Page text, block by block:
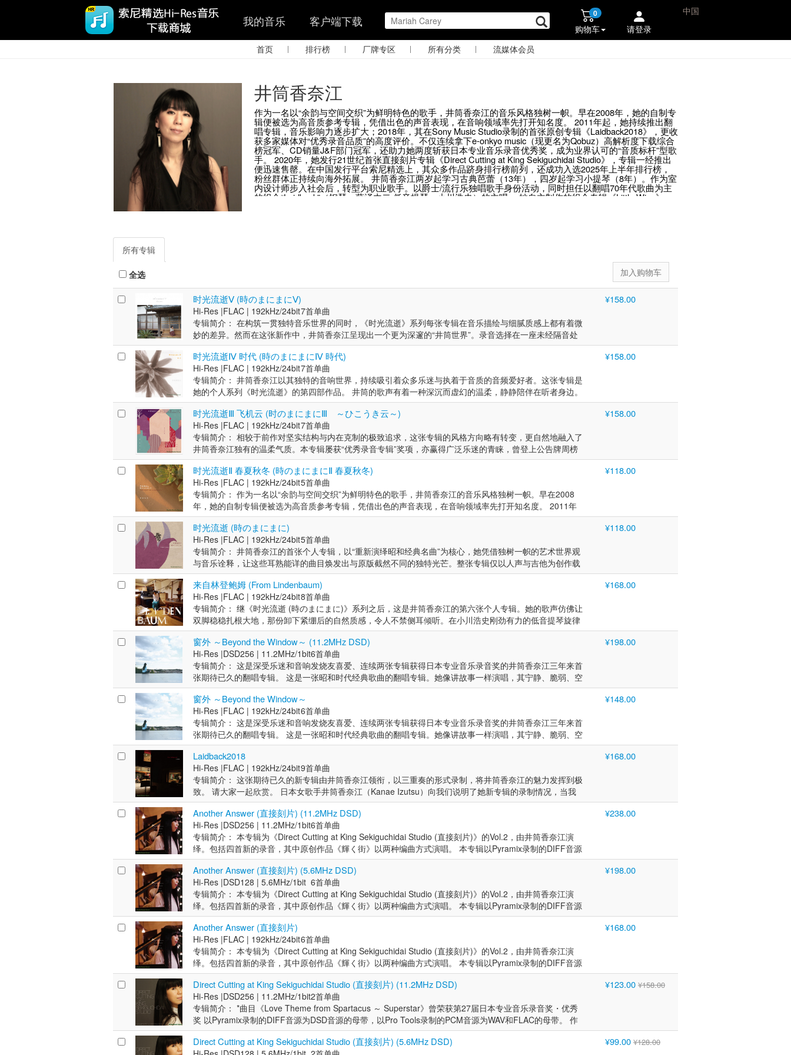
我的音乐 客户端下载 0
购物车 请登录
中国
首页 | 排行榜 | 厂牌专区 | 所有分类 | 流媒体会员
井筒香奈江
作为一名以“余韵与空间交织”为鲜明特色的歌手，井筒香奈江的音乐风格独树一帜。早在2008年，她的自制专
辑便被选为高音质参考专辑，凭借出色的声音表现，在音响领域率先打开知名度。 2011年起，她持续推出翻
唱专辑，音乐影响力逐步扩大；2018年，其在Sony Music Studio录制的首张原创专辑《Laidback2018》，更收
获多家媒体对“优秀录音品质”的高度评价。不仅连续拿下e-onkyo music（现更名为Qobuz）高解析度下载综合
榜冠军、CD销量J&F部门冠军，还助力她两度斩获日本专业音乐录音优秀奖，成为业界认可的“音质标杆”型歌
手。 2020年，她发行21世纪首张直接刻片专辑《Direct Cutting at King Sekiguchidai Studio》，专辑一经推出
便迅速售罄。在中国发行平台索尼精选上，其众多作品跻身排行榜前列，还成功入选2025年上半年排行榜，
粉丝群体正持续向海外拓展。 井筒香奈江两岁起学习古典芭蕾（13年），四岁起学习小提琴（8年）。作为室
内设计师步入社会后，转型为职业歌手。以爵士/流行乐独唱歌手身份活动，同时担任以翻唱70年代歌曲为主
的组合“Laidback”（钢琴：藤泽由二 低音提琴：小川浩史）的主唱。 她自主制作的组合专辑《Little Wing》
等主流平台），还在高解析度数字发行综合榜（e-onkyo music，现更名为Qobuz）上蝉联两周榜首，更成功跻
身Billboard Japan综合排行榜第12位，展现出跨领域的音乐影响力。此后直至2025年，她所发行的专辑始终在
爵士融合类专辑销量榜（Disk Union、Amazon平台）及高解析度音源综合榜（e-onkyo music，现Qobuz）中
稳居冠军席位或保持高位排名，成为该领域极具代表性的常青歌手。她与株式会社Disk Union签订分销合约。
2014年，她的个人第四张专辑《時のまにまにⅣ 時代》登上Billboard日本爵士专辑榜第9位；同年发行黑胶唱
片《時のまにまにThe Best》与《時のまにまにⅣ 時代》，并荣登亚马逊黑胶唱片榜爵士融合类冠军。 2015
年，发行第五张个人专辑《時のまにまにＶ》，其黑胶唱片版亦夺得榜首。 2016年，发行第六张个人专辑
《リンデンバウムより》，专辑中收录电影《キリマンジャロは遠く》的主题曲《A Desperate Man》，并获
选为 Hi-Res 大奖九月 e-onkyo music 代表作。 2018年，她与日本音乐录音室协会前会长、录音工程师高田英
男合作，在 Sony Music Studio 录制首张包含原创曲目的翻唱专辑《Laidback2018》（同步推出CD、高解析度
数字发行、黑胶唱片版本）；同年应日本音响协会委托，制作并发行一次性录制的DSD唱片，引发热议。
2019年，发行由 King Sekiguchidai Studio 制作的、21世纪初40年来首张一次性录音直接刻录唱片《Direct
Cutting at King Sekiguchidai Studio》。该唱片预售阶段即告售罄，海外发行亦创下罕见热销纪录，还荣获第
27 届日本专业音乐录音奖 Super Master Sound 部门优秀奖。 2021年，发行现场实况录音双碟专辑《Another
Answer》，该专辑荣获第28届日本专业音乐录音奖・最佳音效部门优秀奖，且被日本音乐录音室协会加盟专
科学校（工程师课程）列为教材。 2024年，发行于东京音乐大学录音棚录制的专辑《窗外～Beyond The
Window～》。在中国数字音乐平台索尼精选上线销售，即登顶周榜冠军，并入选2025年度年度榜单。 2025
年，推出由《窗外～Beyond The Window～》与《Another Answer》两首曲目组成的黑胶唱片。
所有专辑
全选
时光流逝Ⅴ (時のまにまにⅤ)
Hi-Res |FLAC | 192kHz/24bit7首单曲
专辑简介： 在构筑一贯独特音乐世界的同时，《时光流逝》系列每张专辑在音乐描绘与细腻质感上都有着微
妙的差异。然而在这张新作中，井筒香奈江呈现出一个更为深邃的“井筒世界”。录音选择在一座未经隔音处
理的寺院中进行——这个神秘而开放的空间，精准记录下她不加修饰、最真实的声音，整张专辑比以往任何
时候都更贴近听者。这个系列的第五部专辑，井筒再次挑战新的音乐方向，敬请细细品味。 乐手： 人声：
井筒香奈江 中提琴：中田铁平 电颤琴 & 打击乐：大久保贵之 电贝斯：小川浩史 监制：高田英男（MIXER'S
LAB） 艺术家简介： 井筒香奈江是一位以“余韵与空间交织”为特色的歌手。她曾从事室内设计工作，后转型
为职业歌手，以爵士与流行乐独唱身份活跃，同时担任翻唱组合Laidback主唱。 2008年，她的自制专辑因
出色音质被选为高解析度参考专辑，在音响领域率先打开知名度。2011年起，她持续推出翻唱专辑，影响力
逐步扩大。2013年，专辑《時のまにまにⅢ〜ひこうき雲〜》登顶爵士融合类销量榜，并打入Billboard
Japan综合榜第12位。此后至2025年，她发行的专辑始终在爵士融合类销量榜及高解析度音源综合榜中稳居
高位。 2018年，她与录音工程师高田英男合作，在Sony Music Studio录制首张原创专辑
《Laidback2018》，获得多家媒体对录音品质的高度评价。该专辑及后续作品多次斩获日本专业音乐录音
奖。2020年，她发行21世纪首张直接刻片专辑《Direct Cutting at King Sekiguchidai Studio》，预售即告售
罄。2021年，现场专辑《Another Answer》获日本专业音乐录音奖优秀奖，并被列为专业学校教材。她的
多张专辑跻身排行榜前列，2024年发行的《窗外～Beyond The Window～》登顶周榜冠军，粉丝群体持续
向海外拓展。
¥158.00
时光流逝Ⅳ 时代 (時のまにまにⅣ 時代)
Hi-Res |FLAC | 192kHz/24bit7首单曲
专辑简介： 井筒香奈江以其独特的音响世界，持续吸引着众多乐迷与执着于音质的音频爱好者。这张专辑是
她的个人系列《时光流逝》的第四部作品。 井筒的歌声有着一种深沉而虚幻的温柔，静静陪伴在听者身边。
此次专辑以精致细腻的编曲，深入挖掘了经典曲目的另一面，展现出她一贯的音乐功力。参与录音的还有爵
士钢琴家藤泽由二与电贝斯手小川浩史，两人也是井筒多年合作的乐队“LaidbacK”成员。对于这张专辑，井
筒本人也这样表述：“愿在静静流淌的时光中，陪伴在你身边。” 乐手： 人声：井筒香奈江 钢琴：藤泽由二
电贝斯：小川浩史 监制：高田英男（MIXER'S LAB） 艺术家简介： 井筒香奈江是一位以“余韵与空间交
织”为特色的歌手。她曾从事室内设计工作，后转型为职业歌手，以爵士与流行乐独唱身份活跃，同时担任翻
唱组合Laidback主唱。 2008年，她的自制专辑因出色音质被选为高解析度参考专辑，在音响领域率先打开
知名度。2011年起，她持续推出翻唱专辑，影响力逐步扩大。2013年，专辑《時のまにまにⅢ〜ひこうき
雲〜》登顶爵士融合类销量榜，并打入Billboard Japan综合榜第12位。此后至2025年，她发行的专辑始终在
爵士融合类销量榜及高解析度音源综合榜中稳居高位。 2018年，她与录音工程师高田英男合作，在Sony
Music Studio录制首张原创专辑《Laidback2018》，获得多家媒体对录音品质的高度评价。该专辑及后续作
品多次斩获日本专业音乐录音奖。2020年，她发行了21世纪首张直接刻片专辑《Direct Cutting at King
Sekiguchidai Studio》，预售即告售罄。2021年，现场专辑《Another Answer》获日本专业音乐录音奖优秀
奖，并被列为专业学校教材。她的多张专辑跻身排行榜前列，2024年发行的《窗外～Beyond The Window
～》登顶周榜冠军，粉丝群体持续向海外拓展。
¥158.00
时光流逝Ⅲ 飞机云 (时のまにまにⅢ ～ひこうき云～)
Hi-Res |FLAC | 192kHz/24bit7首单曲
专辑简介： 相较于前作对坚实结构与内在克制的极致追求，这张专辑的风格方向略有转变，更自然地融入了
井筒香奈江独有的温柔气质。本专辑屡获“优秀录音专辑”奖项，亦赢得广泛乐迷的青睐，曾登上公告牌周榜
第12位。井筒长期合作的“LaidbacK”乐队成员——藤泽由二（钢琴）与小川浩史（贝斯）亦参与了录制。 本
作品原为CD发行制作的混音母带，后经音乐制作人高田英男监修，专为索尼精选Hi-Res音乐平台进行了音
质重制与提升。最终呈现的声音更为清澈通透，完整保留了井筒香奈江音乐中那份纯净而本真的感染力。 艺
术家简介： 作为一名以“余韵与空间交织”为鲜明特色的歌手，井筒香奈江的音乐风格独树一帜。早在2008
年，她的自制专辑便被选为高音质参考专辑，凭借出色的声音表现，在音响领域率先打开知名度。 2011年
起，她持续推出翻唱专辑，音乐影响力逐步扩大,2018年，其在Sony Music Studio录制的首张原创专辑
《Laidback2018》，更收获多家媒体对“优秀录音品质”的高度评价。不仅连续拿下e-onkyo music（现更名
为Qobuz）高分辨率下载综合榜冠军、CD销量J&F部门冠军，还助力她两度斩获日本专业音乐录音优秀奖，
成为业界认可的“音质标杆”型歌手。 2020年，她发行21世纪首张直接刻片专辑《Direct Cutting at King
Sekiguchidai Studio》，专辑一经推出便迅速售罄。在中国发行平台索尼精选上，其众多作品跻身排行榜前
列，还成功入选2025年上半年排行榜，粉丝群体正持续向海外拓展。 井筒香奈江两岁起学习古典芭蕾（13
年），四岁起学习小提琴（8年）。作为室内设计师步入社会后，转型为职业歌手。以爵士/流行乐独唱歌手
身份活动，同时担任以翻唱70年代歌曲为主的组合“Laidback”（钢琴：藤泽由二 低音提琴：小川浩史）的主
唱。 她自主制作的组合专辑《Little Wing》（2004年）与《reframe》（2008年），凭借卓越的音质表现被
选为高音质参考专辑，在音响领域收获广泛认可,不仅如此，这两张专辑还得到专业认可，被音响制造商
「Marantz Japan」选定为新产品发售纪念活动的专属赠品。2011年推出的《时のまにまに》与2012年发行
的《时のまにまにⅡ春夏秋冬》，不仅获得多家音响媒体的专题报道，更在各类音响展销活动中创下亮眼销
售纪录力。此外，她还与King International正式签订分销合约，为作品的更广泛传播奠定了基础。 2013
年，她推出个人第三张专辑《时のまにまにⅢ〜ひこうき云〜》，并同步开启高分辨率数字发行。该专辑不
仅登顶爵士融合类专辑销量榜（涵盖Disk Union、Amazon等主流平台），还在高分辨率数字发行综合榜
（e-onkyo music，现更名为Qobuz）上蝉联两周榜首，更成功跻身Billboard Japan综合排行榜第12位，展
现出跨领域的音乐影响力。此后直至2025年，她所发行的专辑始终在爵士融合类专辑销量榜（Disk Union、
Amazon平台）及高分辨率音源综合榜（e-onkyo music，现Qobuz）中稳居冠军席位或保持高位排名，成为
该领域极具代表性的常青歌手。她与株式会社Disk Union签订分销合约。 2014年，她的个人第四张专辑《时
のまにまにⅣ 时代》登上Billboard日本爵士专辑榜第9位,同年发行黑胶唱片《时のまにまにThe Best》与
《时のまにまにⅣ 时代》，并荣登亚马逊黑胶唱片榜爵士融合类冠军。 2015年，发行第五张个人专辑《时
のまにまにＶ》，其黑胶唱片版亦夺得榜首。 2016年，发行第六张个人专辑《リンデンバウムより》，专
辑中收录电影《キリマンジャロは远く》的主题曲《A Desperate Man》，并获选为 Hi-Res 大奖九月 e-
onkyo music 代表作。 2018年，她与日本音乐录音室协会前会长、录音工程师高田英男合作，在 Sony
Music Studio 录制首张包含原创曲目的翻唱专辑《Laidback2018》（同步推出CD、高分辨率数字发行、黑
胶唱片版本）,同年应日本音响协会委托，制作并发行一次性录制的DSD唱片，引发热议。 2019年，发行由
King Sekiguchidai Studio 制作的、21世纪初40年来首张一次性录音直接刻录唱片《Direct Cutting at King
Sekiguchidai Studio》。该唱片预售阶段即告售罄，海外发行亦创下罕见热销纪录，还荣获第 27 届日本专
业音乐录音奖 Super Master Sound 部门优秀奖。 2021年，发行现场实况录音双碟专辑《Another
Answer》，该专辑荣获第28届日本专业音乐录音奖・最佳音效部门优秀奖，且被日本音乐录音室协会加盟
专科学校（工程师课程）列为教材。 2024年，发行于东京音乐大学录音棚录制的专辑《窗外～Beyond The
Window～》。在中国数字音乐平台索尼精选上线销售，即登顶周榜冠军，并入选2025年度年度榜单。 2025
年，推出由《窗外～Beyond The Window～》与《Another Answer》两首曲目组成的黑胶唱片。
¥158.00
时光流逝Ⅱ 春夏秋冬 (時のまにまにⅡ 春夏秋冬)
Hi-Res |FLAC | 192kHz/24bit5首单曲
专辑简介： 作为一名以“余韵与空间交织”为鲜明特色的歌手，井筒香奈江的音乐风格独树一帜。早在2008
年，她的自制专辑便被选为高音质参考专辑，凭借出色的声音表现，在音响领域率先打开知名度。 2011年
起，她持续推出翻唱专辑，音乐影响力逐步扩大,2018年，其在Sony Music Studio录制的首张原创专辑
《Laidback2018》，更收获多家媒体对“优秀录音品质”的高度评价。不仅连续拿下e-onkyo music（现更名
为Qobuz）高解析度下载综合榜冠军、CD销量J&F部门冠军，还助力她两度斩获日本专业音乐录音优秀奖，
成为业界认可的“音质标杆”型歌手。 2020年，她发行21世纪首张直接刻片专辑《Direct Cutting at King
Sekiguchidai Studio》，专辑一经推出便迅速售罄。在中国发行平台索尼精选上，其众多作品跻身排行榜前
列，还成功入选2025年上半年排行榜，粉丝群体正持续向海外拓展。 井筒香奈江两岁起学习古典芭蕾（13
年），四岁起学习小提琴（8年）。作为室内设计师步入社会后，转型为职业歌手。以爵士/流行乐独唱歌手
身份活动，同时担任以翻唱70年代歌曲为主的组合“Laidback”（钢琴：藤泽由二 低音提琴：小川浩史）的主
唱。 她自主制作的组合专辑《Little Wing》（2004年）与《reframe》（2008年），凭借卓越的音质表现被
选为高音质参考专辑，在音响领域收获广泛认可,不仅如此，这两张专辑还得到专业认可，被音响制造商
「Marantz Japan」选定为新产品发售纪念活动的专属赠品。2011年推出的《時のまにまに》与2012年发行
的《時のまにまにⅡ春夏秋冬》，不仅获得多家音响媒体的专题报道，更在各类音响展销活动中创下亮眼销
售纪录力。此外，她还与King International正式签订分销合约，为作品的更广泛传播奠定了基础。 2013
年，她推出个人第三张专辑《時のまにまにⅢ〜ひこうき雲〜》，并同步开启高解析度数字发行。该专辑不
仅登顶爵士融合类专辑销量榜（涵盖Disk Union、Amazon等主流平台），还在高解析度数字发行综合榜
（e-onkyo music，现更名为Qobuz）上蝉联两周榜首，更成功跻身Billboard Japan综合排行榜第12位，展
现出跨领域的音乐影响力。此后直至2025年，她所发行的专辑始终在爵士融合类专辑销量榜（Disk Union、
Amazon平台）及高解析度音源综合榜（e-onkyo music，现Qobuz）中稳居冠军席位或保持高位排名，成为
该领域极具代表性的常青歌手。她与株式会社Disk Union签订分销合约。 2014年，她的个人第四张专辑《時
のまにまにⅣ 時代》登上Billboard日本爵士专辑榜第9位,同年发行黑胶唱片《時のまにまにThe Best》与
《時のまにまにⅣ 時代》，并荣登亚马逊黑胶唱片榜爵士融合类冠军。 2015年，发行第五张个人专辑《時
のまにまにＶ》，其黑胶唱片版亦夺得榜首。 2016年，发行第六张个人专辑《リンデンバウムより》，专
辑中收录电影《キリマンジャロは遠く》的主题曲《A Desperate Man》，并获选为 Hi-Res 大奖九月 e-
onkyo music 代表作。 2018年，她与日本音乐录音室协会前会长、录音工程师高田英男合作，在 Sony
Music Studio 录制首张包含原创曲目的翻唱专辑《Laidback2018》（同步推出CD、高解析度数字发行、黑
胶唱片版本）,同年应日本音响协会委托，制作并发行一次性录制的DSD唱片，引发热议。 2019年，发行由
King Sekiguchidai Studio 制作的、21世纪初40年来首张一次性录音直接刻录唱片《Direct Cutting at King
Sekiguchidai Studio》。该唱片预售阶段即告售罄，海外发行亦创下罕见热销纪录，还荣获第 27 届日本专
业音乐录音奖 Super Master Sound 部门优秀奖。 2021年，发行现场实况录音双碟专辑《Another
Answer》，该专辑荣获第28届日本专业音乐录音奖・最佳音效部门优秀奖，且被日本音乐录音室协会加盟
专科学校（工程师课程）列为教材。 2024年，发行于东京音乐大学录音棚录制的专辑《窗外～Beyond The
Window～》。在中国数字音乐平台索尼精选上线销售，即登顶周榜冠军，并入选2025年度年度榜单。 2025
年，推出由《窗外～Beyond The Window～》与《Another Answer》两首曲目组成的黑胶唱片。
¥118.00
时光流逝 (時のまにまに)
Hi-Res |FLAC | 192kHz/24bit5首单曲
专辑简介： 井筒香奈江的首张个人专辑，以“重新演绎昭和经典名曲”为核心，她凭借独树一帜的艺术世界观
与音乐诠释，让这些耳熟能详的曲目焕发出与原版截然不同的独特光芒。整张专辑仅以人声与吉他为创作载
体，却精准营造出简约而深邃的音乐世界，每一段旋律都带着细腻的留白与悠长的余韵。 “想要创作能温柔
陪伴那些人——他们怀揣无法言说的悲伤，默默忍受着难以宣之于口的痛楚，心中藏着渴望倾诉却无法传达
的爱意”——这一最初的创作理念，不仅贯穿了这张首张专辑，更成为她后续所有音乐作品的核心基石，让她
的音乐始终带着抚慰人心的温度。 凭借出色的音乐表达与高品质的制作，这张专辑屡获优秀录音奖项，同时
也受到音乐及音响类专业杂志的广泛关注，多次以专题形式被深度报道，成为展现井筒香奈江音乐风格的重
要起点。 艺术家简介： 作为一名以“余韵与空间交织”为鲜明特色的歌手，井筒香奈江的音乐风格独树一帜。
早在2008年，她的自制专辑便被选为高音质参考专辑，凭借出色的声音表现，在音响领域率先打开知名
度。 2011年起，她持续推出翻唱专辑，音乐影响力逐步扩大,2018年，其在Sony Music Studio录制的首张
原创专辑《Laidback2018》，更收获多家媒体对“优秀录音品质”的高度评价。不仅连续拿下e-onkyo
music（现更名为Qobuz）高解析度下载综合榜冠军、CD销量J&F部门冠军，还助力她两度斩获日本专业音
乐录音优秀奖，成为业界认可的“音质标杆”型歌手。 2020年，她发行21世纪首张直接刻片专辑《Direct
Cutting at King Sekiguchidai Studio》，专辑一经推出便迅速售罄。在中国发行平台索尼精选上，其众多作
品跻身排行榜前列，还成功入选2025年上半年排行榜，粉丝群体正持续向海外拓展。 井筒香奈江两岁起学
习古典芭蕾（13年），四岁起学习小提琴（8年）。作为室内设计师步入社会后，转型为职业歌手。以爵士/
流行乐独唱歌手身份活动，同时担任以翻唱70年代歌曲为主的组合“Laidback”（钢琴：藤泽由二 低音提琴：
小川浩史）的主唱。 她自主制作的组合专辑《Little Wing》（2004年）与《reframe》（2008年），凭借卓
越的音质表现被选为高音质参考专辑，在音响领域收获广泛认可,不仅如此，这两张专辑还得到专业认可，被
音响制造商「Marantz Japan」选定为新产品发售纪念活动的专属赠品。2011年推出的《時のまにまに》与
2012年发行的《時のまにまにⅡ春夏秋冬》，不仅获得多家音响媒体的专题报道，更在各类音响展销活动中
创下亮眼销售纪录力。此外，她还与King International正式签订分销合约，为作品的更广泛传播奠定了基
础。 2013年，她推出个人第三张专辑《時のまにまにⅢ〜ひこうき雲〜》，并同步开启高解析度数字发行。
该专辑不仅登顶爵士融合类专辑销量榜（涵盖Disk Union、Amazon等主流平台），还在高解析度数字发行
综合榜（e-onkyo music，现更名为Qobuz）上蝉联两周榜首，更成功跻身Billboard Japan综合排行榜第12
位，展现出跨领域的音乐影响力。此后直至2025年，她所发行的专辑始终在爵士融合类专辑销量榜（Disk
Union、Amazon平台）及高解析度音源综合榜（e-onkyo music，现Qobuz）中稳居冠军席位或保持高位排
名，成为该领域极具代表性的常青歌手。她与株式会社Disk Union签订分销合约。 2014年，她的个人第四张
专辑《時のまにまにⅣ 時代》登上Billboard日本爵士专辑榜第9位,同年发行黑胶唱片《時のまにまにThe
Best》与《時のまにまにⅣ 時代》，并荣登亚马逊黑胶唱片榜爵士融合类冠军。 2015年，发行第五张个人
专辑《時のまにまにＶ》，其黑胶唱片版亦夺得榜首。 2016年，发行第六张个人专辑《リンデンバウムよ
り》，专辑中收录电影《キリマンジャロは遠く》的主题曲《A Desperate Man》，并获选为 Hi-Res 大奖
九月 e-onkyo music 代表作。 2018年，她与日本音乐录音室协会前会长、录音工程师高田英男合作，
在 Sony Music Studio 录制首张包含原创曲目的翻唱专辑《Laidback2018》（同步推出CD、高解析度数字
发行、黑胶唱片版本）,同年应日本音响协会委托，制作并发行一次性录制的DSD唱片，引发热议。 2019
年，发行由 King Sekiguchidai Studio 制作的、21世纪初40年来首张一次性录音直接刻录唱片《Direct
Cutting at King Sekiguchidai Studio》。该唱片预售阶段即告售罄，海外发行亦创下罕见热销纪录，还荣获
第 27 届日本专业音乐录音奖 Super Master Sound 部门优秀奖。 2021年，发行现场实况录音双碟专辑
《Another Answer》，该专辑荣获第28届日本专业音乐录音奖・最佳音效部门优秀奖，且被日本音乐录音室
协会加盟专科学校（工程师课程）列为教材。 2024年，发行于东京音乐大学录音棚录制的专辑《窗外～
Beyond The Window～》。在中国数字音乐平台索尼精选上线销售，即登顶周榜冠军，并入选2025年度年
度榜单。 2025年，推出由《窗外～Beyond The Window～》与《Another Answer》两首曲目组成的黑胶唱
片。
¥118.00
来自林登鲍姆 (From Lindenbaum)
Hi-Res |FLAC | 192kHz/24bit8首单曲
专辑简介： 继《时光流逝 (時のまにまに)》系列之后，这是井筒香奈江的第六张个人专辑。她的歌声仿佛让
双脚稳稳扎根大地，那份卸下紧绷后的自然质感，令人不禁侧耳倾听。在小川浩史刚劲有力的低音提琴旋律
环抱中，音乐节奏恰似在薄冰之上疾驰而过,当旋律抵达无意识的彼岸时，又好似让人发现了一张遗落的毕业
照。整段音乐如同无剪辑的长镜头般一气呵成，让人沉醉其中。藤泽由二在音色选择上精雕细琢，其演绎神
乎其技般闪耀着光芒，自钢琴的第一个音符响起，三位音乐家的演奏便浑然一体。（摘自Disk Union
JazzTOKYO 生岛氏评论） 始于2011年、以同名延续至第五部的《时光流逝 (時のまにまに)》系列，是井筒
香奈江音乐世界序章的终章。2016年，她音乐生涯的新篇章终于开启：若说《时光流逝》前五部是充满个人
色彩的“独奏诗集”，那么这张新专辑便是她携手小型乐队演绎的“短篇故事集”。在钢琴与低音提琴的强力支撑
下，专辑收录了八首节奏变化丰富的乐章,从录音捕捉细节到CD压制还原音质，制作过程的每一步都倾注了
极致匠心，最终呈现的音质也创下了她历代作品的最高水准，敬请听众细细品味。 始终在时光“缝隙”间徘徊
的井筒香奈江，每年仅以作品短暂现身。她的音乐曾如从星空低语的天女，而去年在《まにまにV》中，这
份“天女感”终于层层褪去，化作赤足翩然降临尘世的模样——崭新的音乐篇章也由此开启。当她的歌声彻
中，旋律便如踏薄冰般疾驰,抵达无意识的彼岸时，仿佛能看见一张遗落的毕业照静静躺在那里。这般无剪辑
长镜头般的连贯演绎，令人深深沉醉，至于后续的音乐“剧情”，不妨留待聆听时亲自揭晓。与井筒香奈江心
有灵犀的钢琴家藤泽由二，其精雕细琢的音色选择如神来之笔般灵动，自钢琴第一个音符响起，三位音乐家
的演奏便完全融为一体,而用声音描绘场景的音效设计，更展现出非凡的凝聚力。正如Disk Union
JazzTOKYO 生岛氏所言：“我敢断言，这正是井筒香奈江彻底释放自我的巅峰之作。” 艺术家简介： 作为一
名以“余韵与空间交织”为鲜明特色的歌手，井筒香奈江的音乐风格独树一帜。早在2008年，她的自制专辑便
被选为高音质参考专辑，凭借出色的声音表现，在音响领域率先打开知名度。 2011年起，她持续推出翻唱
专辑，音乐影响力逐步扩大,2018年，其在Sony Music Studio录制的首张原创专辑《Laidback2018》，更收
获多家媒体对“优秀录音品质”的高度评价。不仅连续拿下e-onkyo music（现更名为Qobuz）高解析度下载综
合榜冠军、CD销量J&F部门冠军，还助力她两度斩获日本专业音乐录音优秀奖，成为业界认可的“音质标
杆”型歌手。 2020年，她发行21世纪首张直接刻片专辑《Direct Cutting at King Sekiguchidai Studio》，专
辑一经推出便迅速售罄。在中国发行平台索尼精选上，其众多作品跻身排行榜前列，还成功入选2025年上半
年排行榜，粉丝群体正持续向海外拓展。 井筒香奈江两岁起学习古典芭蕾（13年），四岁起学习小提琴（8
年）。作为室内设计师步入社会后，转型为职业歌手。以爵士/流行乐独唱歌手身份活动，同时担任以翻唱70
年代歌曲为主的组合“Laidback”（钢琴：藤泽由二 低音提琴：小川浩史）的主唱。 她自主制作的组合专辑
《Little Wing》（2004年）与《reframe》（2008年），凭借卓越的音质表现被选为高音质参考专辑，在音
响领域收获广泛认可,不仅如此，这两张专辑还得到专业认可，被音响制造商「Marantz Japan」选定为新产
品发售纪念活动的专属赠品。2011年推出的《時のまにまに》与2012年发行的《時のまにまにⅡ春夏秋
冬》，不仅获得多家音响媒体的专题报道，更在各类音响展销活动中创下亮眼销售纪录力。此外，她还与
King International正式签订分销合约，为作品的更广泛传播奠定了基础。 2013年，她推出个人第三张专辑
《時のまにまにⅢ〜ひこうき雲〜》，并同步开启高解析度数字发行。该专辑不仅登顶爵士融合类专辑销量
榜（涵盖Disk Union、Amazon等主流平台），还在高解析度数字发行综合榜（e-onkyo music，现更名为
Qobuz）上蝉联两周榜首，更成功跻身Billboard Japan综合排行榜第12位，展现出跨领域的音乐影响力。此
后直至2025年，她所发行的专辑始终在爵士融合类专辑销量榜（Disk Union、Amazon平台）及高解析度音
源综合榜（e-onkyo music，现Qobuz）中稳居冠军席位或保持高位排名，成为该领域极具代表性的常青歌
¥168.00
窗外 ～Beyond the Window～ (11.2MHz DSD)
Hi-Res |DSD256 | 11.2MHz/1bit6首单曲
专辑简介： 这是深受乐迷和音响发烧友喜爱、连续两张专辑获得日本专业音乐录音奖的井筒香奈江三年来首
张期待已久的翻唱专辑。 这是一张昭和时代经典歌曲的翻唱专辑。她像讲故事一样演唱，其宁静、脆弱、空
间感和缠绵的歌声等独特的世界观获得了高度评价。 这张专辑收录的都是昭和时期的经典歌曲，演唱时充满
了宁静的激情，并融入了他们后来在单曲录制和直接剪辑中体验到的力度和深度，还加入了专为这张专辑创
作的原创歌曲。 被高田先生形容为“具有挑战性”的纯净而逼真的声音，传递出一种坚实的世界观。 人声:井
筒香奈江 钢琴:藤泽由ニ 电贝司:小川浩史 低音提琴:矶部英贵 声音制作人兼录音工程师:高田 英男(MIXER'S
LAB) 助理工程师:宫嶋萌里(MIXER'S LAB) 助理工程师:马场一磨(MIXER'S LAB) 母带制作工程师:加藤拓也
(MIXER'S LAB) 录音室:东京音乐大学中目黑・代官山校区 TCM 工作室 艺术家简介： 井筒香奈江被称为
"Hi-Res女王"。从两岁开始学习古典芭蕾舞（13年），从四岁开始学习小提琴（8年）。在担任室内设计师
之后，她转型成为一名职业歌手。除了担任爵士/流行音乐独唱歌手外，她还是Laidback乐队的主唱，该乐队
主要翻唱1970年代的歌曲。 2011年，她发行了一张个人专辑《時のまにまに》，涵盖了昭和歌曲。2013
年，发行了高解析度音乐《時のまにまにⅢ〜ひこうき雲〜》，在e-onkyo音乐的下载排行中达到首位。 此
后发行的专辑在多个平台都取得了第一名的好成绩。2016年，她发行了第六张个人专辑《From
Lindenbaum》，被选为e-onkyo音乐9月版Hi-Res大奖的代表作品。在她2018年的专辑《Laidback2018》
中，与录音师高田英男合作，后者也是日本音乐工作室协会的主席，在索尼音乐工作室录制
《Laidback2018》。这张专辑在所有的销售排名中都达到了第一的位置。 这张专辑还包括原创歌曲。2019
年11月，21世纪的第一张Direct Cutting唱片《Direct Cutting at King Sekiguchidai Studio》正式发行。 它是
一个特殊的热门产品，发布当天即售罄，成为了话题。。 使用与DSD版本同时录制的Hi-Res音源制作的模拟
唱片也在发行当日售罄。荣获第27届日本专业音乐录制优秀奖。e-onkyo音乐2010-2020年最佳点击率Hi-
Res 100 J-POP/日本音乐排行中，她的7张专辑全部上榜。。2021年5月，发行了一张双张专辑《Another
Answer》，在爵士乐排名中位列第一。
¥198.00
窗外 ～Beyond the Window～
Hi-Res |FLAC | 192kHz/24bit6首单曲
专辑简介： 这是深受乐迷和音响发烧友喜爱、连续两张专辑获得日本专业音乐录音奖的井筒香奈江三年来首
张期待已久的翻唱专辑。 这是一张昭和时代经典歌曲的翻唱专辑。她像讲故事一样演唱，其宁静、脆弱、空
间感和缠绵的歌声等独特的世界观获得了高度评价。 这张专辑收录的都是昭和时期的经典歌曲，演唱时充满
了宁静的激情，并融入了他们后来在单曲录制和直接剪辑中体验到的力度和深度，还加入了专为这张专辑创
作的原创歌曲。 被高田先生形容为“具有挑战性”的纯净而逼真的声音，传递出一种坚实的世界观。 人声:井
筒香奈江 钢琴:藤泽由ニ 电贝司:小川浩史 低音提琴:矶部英贵 声音制作人兼录音工程师:高田 英男(MIXER'S
LAB) 助理工程师:宫嶋萌里(MIXER'S LAB) 助理工程师:马场一磨(MIXER'S LAB) 母带制作工程师:加藤拓也
(MIXER'S LAB) 录音室:东京音乐大学中目黑・代官山校区 TCM 工作室 艺术家简介： 井筒香奈江被称为
"Hi-Res女王"。从两岁开始学习古典芭蕾舞（13年），从四岁开始学习小提琴（8年）。在担任室内设计师
之后，她转型成为一名职业歌手。除了担任爵士/流行音乐独唱歌手外，她还是Laidback乐队的主唱，该乐队
主要翻唱1970年代的歌曲。 2011年，她发行了一张个人专辑《時のまにまに》，涵盖了昭和歌曲。2013
年，发行了高解析度音乐《時のまにまにⅢ〜ひこうき雲〜》，在e-onkyo音乐的下载排行中达到首位。 此
后发行的专辑在多个平台都取得了第一名的好成绩。2016年，她发行了第六张个人专辑《From
Lindenbaum》，被选为e-onkyo音乐9月版Hi-Res大奖的代表作品。在她2018年的专辑《Laidback2018》
中，与录音师高田英男合作，后者也是日本音乐工作室协会的主席，在索尼音乐工作室录制
《Laidback2018》。这张专辑在所有的销售排名中都达到了第一的位置。 这张专辑还包括原创歌曲。2019
年11月，21世纪的第一张Direct Cutting唱片《Direct Cutting at King Sekiguchidai Studio》正式发行。 它是
一个特殊的热门产品，发布当天即售罄，成为了话题。。 使用与DSD版本同时录制的Hi-Res音源制作的模拟
唱片也在发行当日售罄。荣获第27届日本专业音乐录制优秀奖。e-onkyo音乐2010-2020年最佳点击率Hi-
Res 100 J-POP/日本音乐排行中，她的7张专辑全部上榜。。2021年5月，发行了一张双张专辑《Another
Answer》，在爵士乐排名中位列第一。
¥148.00
Laidback2018
Hi-Res |FLAC | 192kHz/24bit9首单曲
专辑简介： 这张期待已久的新专辑由井筒香奈江领衔，以三重奏的形式录制，将井筒香奈江的魅力发挥到极
致。 请大家一起欣赏。 日本女歌手井筒香奈江（Kanae Izutsu）向我们说明了她新专辑的录制情况，当我
们前去拜访时，她正在东京的一个录音室内排练。 她对我们说：“在这部新专辑中，努力将音符的数量尽可
能减少，并在每一个小节中投入思考和情感，营造一种愉快的紧张感。”这样的描述瞬间勾勒出专辑的声音样
貌。 专辑的录音是在索尼音乐工作室（Nogizaka）完成的，使用NEVE 8872R模拟控制台，这个工作室的特
点是能够录制具有清晰的声音。声音创作的概念是开放性、透明性和动态性，通过捕捉声音的感性领域从而
有着深层次的吸引力，赋予了声音颜色和温度。录音采用的软件是Pro Tools HD，HD版本的Pro Tools具有
192kHz/32bit的高解析录音和可以接入Pyramix的插件，具有DSD 11.2MHz/1bit的直录高分辨率，并以2CH
同步录音。 录音详情 (1)钢琴 在天花板高度为6米的主区域进行表演，旨在获得清晰的钢琴声，具有宽广的
声场空间和美丽的混响。 主话筒：SCHOEPS CMC-56U (MK-21) x 2 低音话筒：NEUMANN-150 Tube x 2
环境话筒：SANKEN CO-100K x 2 在根据乐句直观地改变混响量的同时，可以感受到单个音符的力量、缠绵
的魅力以及藤泽先生的钢琴世界，表现出各种钢琴声。 (2)电贝司 低音弦乐中所传达的情感给小川的低音声
音带来了细腻的声音表达。 线路录音：AVALON DI BOX 低音话筒：AKG D-112 在录制过程中，低音的声音
很清晰，而在独奏表演中，经过混响处理后，低音的变化非常大。 录音现场传递到耳机里的歌声的音调和混
响质感，使歌声的表达发生了明显的变化。 人声话筒：NEUMANN U-67 艺术家简介： 井筒香奈江被称为
"Hi-Res女王"。从两岁开始学习古典芭蕾舞（13年），从四岁开始学习小提琴（8年）。在担任室内设计师
之后，她转型成为一名职业歌手。除了担任爵士/流行音乐独唱歌手外，她还是Laidback乐队的主唱，该乐队
主要翻唱1970年代的歌曲。 2011年，她发行了一张个人专辑《時のまにまに》，涵盖了昭和歌曲。2013
年，发行了高解析度音乐《時のまにまにⅢ〜ひこうき雲〜》，在e-onkyo音乐的下载排行中达到首位。 此
后发行的专辑在多个平台都取得了第一名的好成绩。2016年，她发行了第六张个人专辑《From
Lindenbaum》，被选为e-onkyo音乐9月版Hi-Res大奖的代表作品。在她2018年的专辑《Laidback2018》
中，与录音师高田英男合作，后者也是日本音乐工作室协会的主席，在索尼音乐工作室录制
《Laidback2018》。这张专辑在所有的销售排名中都达到了第一的位置。 这张专辑还包括原创歌曲。2019
年11月，21世纪的第一张Direct Cutting唱片《Direct Cutting at King Sekiguchidai Studio》正式发行。 它是
¥168.00
Another Answer (直接刻片) (11.2MHz DSD)
Hi-Res |DSD256 | 11.2MHz/1bit6首单曲
专辑简介： 本专辑为《Direct Cutting at King Sekiguchidai Studio (直接刻片)》的Vol.2，由井筒香奈江演
绎。包括四首新的录音，其中原创作品《輝く街》以两种编曲方式演唱。 本专辑以Pyramix录制的DIFF音源
为DSD音源的母带，以Pro Tools录制的PCM音源为WAV和FLAC的母带，由King Sekiguchidai Studio 直接
刻片（Direct Cutting）+直接母盘压制的黑胶盘，与此同时也以DSD和PCM录制。除了高超的录音技术，
Direct Cutting“一次成型”的录制也挑战着艺术家们的技艺，如同一场真实的演奏会，如果中间出现失误则需
要从头开始录制。录制过程中，歌手、演奏者与录音师均承受着巨大压力，录音工程师自述“录制到几乎胃
痛”，只为达到他们心目中最佳的效果。 歌手井筒香奈江不断推出高音质专辑，在发烧友中很受欢迎。本作
是发烧友和音乐迷的必听之作，因为它保留了与模拟版本同等的新鲜感和张力，同时又有着属于数字音源的
独特表达。声音制作人和录音工程师是日本著名的工程师高田英男(日本音乐工作室协会主席和技术委员会主
席，MIXER'S LAB公司工程师) 。 艺术家简介： 井筒香奈江被称为 "Hi-Res女王"。从两岁开始学习古典芭蕾
舞（13年），从四岁开始学习小提琴（8年）。在担任室内设计师之后，她转型成为一名职业歌手。除了担
任爵士/流行音乐独唱歌手外，她还是Laidback乐队的主唱，该乐队主要翻唱1970年代的歌曲。 2011年，她
发行了一张个人专辑《時のまにまに》，涵盖了昭和歌曲。2013年，发行了高解析度音乐《時のまにまに
Ⅲ〜ひこうき雲〜》，在e-onkyo音乐的下载排行中达到首位。 此后发行的专辑在多个平台都取得了第一名
的好成绩。2016年，她发行了第六张个人专辑《From Lindenbaum》，被选为e-onkyo音乐9月版Hi-Res大
奖的代表作品。在她2018年的专辑《Laidback2018》中，与录音师高田英男合作，后者也是日本音乐工作
室协会的主席，在索尼音乐工作室录制《Laidback2018》。这张专辑在所有的销售排名中都达到了第一的位
置。 这张专辑还包括原创歌曲。2019年11月，21世纪的第一张Direct Cutting唱片《Direct Cutting at King
Sekiguchidai Studio》正式发行。 它是一个特殊的热门产品，发布当天即售罄，成为了话题。。 使用与
¥238.00
Another Answer (直接刻片) (5.6MHz DSD)
Hi-Res |DSD128 | 5.6MHz/1bit 6首单曲
专辑简介： 本专辑为《Direct Cutting at King Sekiguchidai Studio (直接刻片)》的Vol.2，由井筒香奈江演
绎。包括四首新的录音，其中原创作品《輝く街》以两种编曲方式演唱。 本专辑以Pyramix录制的DIFF音源
为DSD音源的母带，以Pro Tools录制的PCM音源为WAV和FLAC的母带，由King Sekiguchidai Studio 直接
刻片（Direct Cutting）+直接母盘压制的黑胶盘，与此同时也以DSD和PCM录制。除了高超的录音技术，
Direct Cutting“一次成型”的录制也挑战着艺术家们的技艺，如同一场真实的演奏会，如果中间出现失误则需
要从头开始录制。录制过程中，歌手、演奏者与录音师均承受着巨大压力，录音工程师自述“录制到几乎胃
痛”，只为达到他们心目中最佳的效果。 歌手井筒香奈江不断推出高音质专辑，在发烧友中很受欢迎。本作
是发烧友和音乐迷的必听之作，因为它保留了与模拟版本同等的新鲜感和张力，同时又有着属于数字音源的
独特表达。声音制作人和录音工程师是日本著名的工程师高田英男(日本音乐工作室协会主席和技术委员会主
席，MIXER'S LAB公司工程师) 。 艺术家简介： 井筒香奈江被称为 "Hi-Res女王"。从两岁开始学习古典芭蕾
舞（13年），从四岁开始学习小提琴（8年）。在担任室内设计师之后，她转型成为一名职业歌手。除了担
任爵士/流行音乐独唱歌手外，她还是Laidback乐队的主唱，该乐队主要翻唱1970年代的歌曲。 2011年，她
发行了一张个人专辑《時のまにまに》，涵盖了昭和歌曲。2013年，发行了高解析度音乐《時のまにまに
Ⅲ〜ひこうき雲〜》，在e-onkyo音乐的下载排行中达到首位。 此后发行的专辑在多个平台都取得了第一名
¥198.00
Another Answer (直接刻片)
Hi-Res |FLAC | 192kHz/24bit6首单曲
专辑简介： 本专辑为《Direct Cutting at King Sekiguchidai Studio (直接刻片)》的Vol.2，由井筒香奈江演
绎。包括四首新的录音，其中原创作品《輝く街》以两种编曲方式演唱。 本专辑以Pyramix录制的DIFF音源
为DSD音源的母带，以Pro Tools录制的PCM音源为WAV和FLAC的母带，由King Sekiguchidai Studio 直接
刻片（Direct Cutting）+直接母盘压制的黑胶盘，与此同时也以DSD和PCM录制。除了高超的录音技术，
Direct Cutting“一次成型”的录制也挑战着艺术家们的技艺，如同一场真实的演奏会，如果中间出现失误则需
要从头开始录制。录制过程中，歌手、演奏者与录音师均承受着巨大压力，录音工程师自述“录制到几乎胃
痛”，只为达到他们心目中最佳的效果。 歌手井筒香奈江不断推出高音质专辑，在发烧友中很受欢迎。本作
是发烧友和音乐迷的必听之作，因为它保留了与模拟版本同等的新鲜感和张力，同时又有着属于数字音源的
独特表达。声音制作人和录音工程师是日本著名的工程师高田英男(日本音乐工作室协会主席和技术委员会主
¥168.00
Direct Cutting at King Sekiguchidai Studio (直接刻片) (11.2MHz DSD)
Hi-Res |DSD256 | 11.2MHz/1bit2首单曲
专辑简介： *曲目《Love Theme from Spartacus ～ Superstar》曾荣获第27届日本专业音乐录音奖・优秀
奖 以Pyramix录制的DIFF音源为DSD音源的母带，以Pro Tools录制的PCM音源为WAV和FLAC的母带。 作
品制作于2019年11月，是世界上第一张也是21世纪第一张由King Sekiguchidai Studio 直接刻片（Direct
Cutting）+直接母盘压制的黑胶盘，与此同时也以DSD和PCM录制。 歌手井筒香奈江不断推出高音质专辑，
¥123.00 ¥158.00
Direct Cutting at King Sekiguchidai Studio (直接刻片) (5.6MHz DSD) ¥99.00 ¥128.00